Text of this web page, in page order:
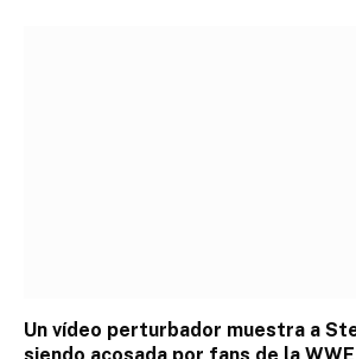
Un vídeo perturbador muestra a